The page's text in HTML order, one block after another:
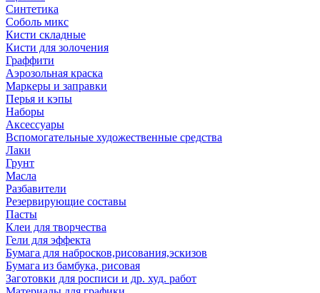
Синтетика
Соболь микс
Кисти складные
Кисти для золочения
Граффити
Аэрозольная краска
Маркеры и заправки
Перья и кэпы
Наборы
Аксессуары
Вспомогательные художественные средства
Лаки
Грунт
Масла
Разбавители
Резервирующие составы
Пасты
Клеи для творчества
Гели для эффекта
Бумага для набросков,рисования,эскизов
Бумага из бамбука, рисовая
Заготовки для росписи и др. худ. работ